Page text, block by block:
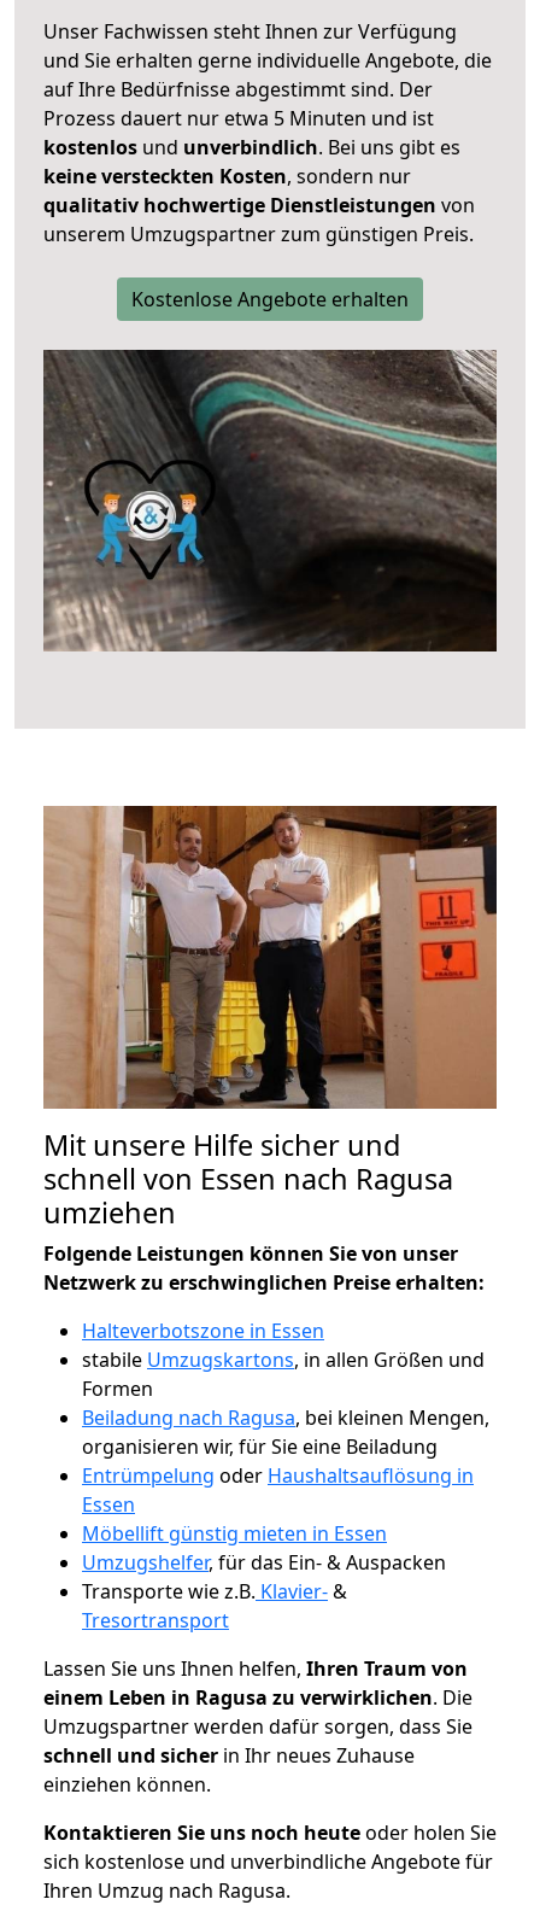
Unser Fachwissen steht Ihnen zur Verfügung
und Sie erhalten gerne individuelle Angebote, die
auf Ihre Bedürfnisse abgestimmt sind. Der
Prozess dauert nur etwa 5 Minuten und ist
kostenlos und unverbindlich. Bei uns gibt es
keine versteckten Kosten, sondern nur
qualitativ hochwertige Dienstleistungen von
unserem Umzugspartner zum günstigen Preis.
Kostenlose Angebote erhalten
Mit unsere Hilfe sicher und
schnell von Essen nach Ragusa
umziehen
Folgende Leistungen können Sie von unser
Netzwerk zu erschwinglichen Preise erhalten:
Halteverbotszone in Essen
stabile Umzugskartons, in allen Größen und
Formen
Beiladung nach Ragusa, bei kleinen Mengen,
organisieren wir, für Sie eine Beiladung
Entrümpelung oder Haushaltsauflösung in
Essen
Möbellift günstig mieten in Essen
Umzugshelfer, für das Ein- & Auspacken
Transporte wie z.B. Klavier-&
Tresortransport
Lassen Sie uns Ihnen helfen, Ihren Traum von
einem Leben in Ragusa zu verwirklichen. Die
Umzugspartner werden dafür sorgen, dass Sie
schnell und sicher in Ihr neues Zuhause
einziehen können.
Kontaktieren Sie uns noch heuteoder holen Sie
sich kostenlose und unverbindliche Angebote für
Ihren Umzug nach Ragusa.